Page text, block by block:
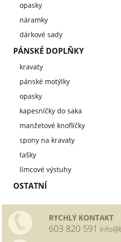
opasky
náramky
dárkové sady
PÁNSKÉ DOPLŇKY
kravaty
pánské motýlky
opasky
kapesníčky do saka
manžetové knoflíčky
spony na kravaty
tašky
límcové výstuhy
OSTATNÍ
RYCHLÝ KONTAKT
603 820 591